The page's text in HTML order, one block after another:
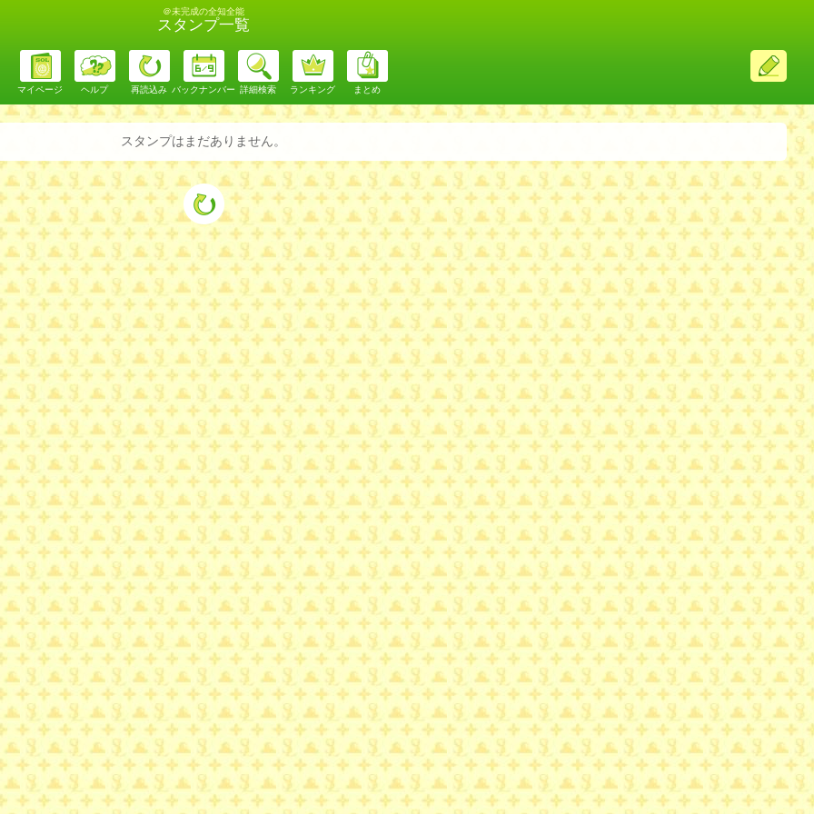
＠未完成の全知全能
スタンプ一覧
ス
レ
投
マイページ ヘルプ 再読込み バックナンバー 詳細検索 ランキング まとめ
スタンプはまだありません。